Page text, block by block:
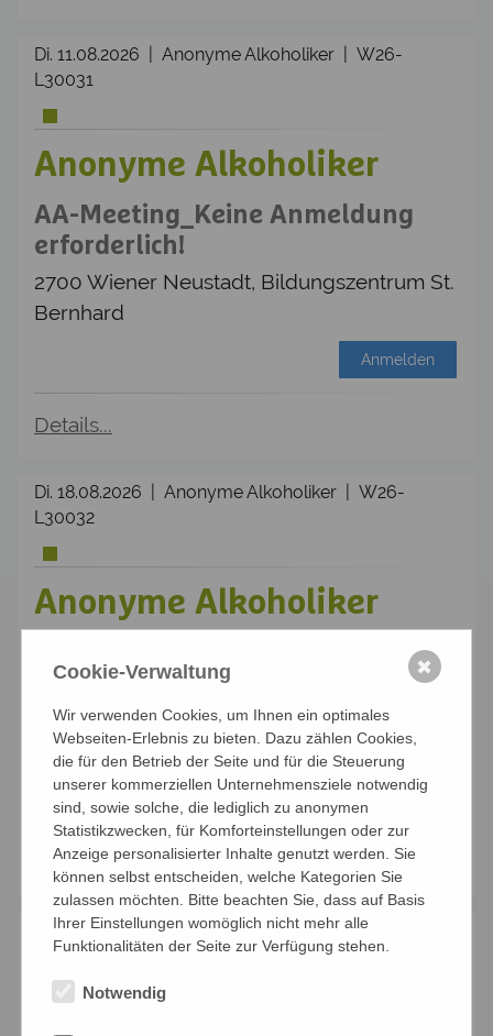
Di. 11.08.2026 | Anonyme Alkoholiker | W26-
L30031
Anonyme Alkoholiker
AA-Meeting_Keine Anmeldung
erforderlich!
2700 Wiener Neustadt, Bildungszentrum St.
Bernhard
Anmelden
Details...
Di. 18.08.2026 | Anonyme Alkoholiker | W26-
L30032
Anonyme Alkoholiker
AA-Meeting_Keine Anmeldung
erforderlich!
2700 Wiener Neustadt, Bildungszentrum St.
Bernhard
Anmelden
Details...
Mi. 19.08.2026 | W26-S18158
Stille in der Stadt -
Cookie-Verwaltung
Wir verwenden Cookies, um Ihnen ein optimales
Webseiten-Erlebnis zu bieten. Dazu zählen Cookies,
die für den Betrieb der Seite und für die Steuerung
unserer kommerziellen Unternehmensziele notwendig
sind, sowie solche, die lediglich zu anonymen
Statistikzwecken, für Komforteinstellungen oder zur
Anzeige personalisierter Inhalte genutzt werden. Sie
können selbst entscheiden, welche Kategorien Sie
zulassen möchten. Bitte beachten Sie, dass auf Basis
Ihrer Einstellungen womöglich nicht mehr alle
Funktionalitäten der Seite zur Verfügung stehen.
Notwendig
✖